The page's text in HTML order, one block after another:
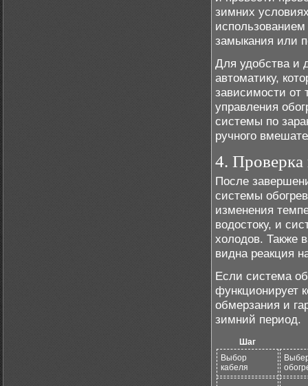
зимних
использованием
замыкания или
Для удобства и
автоматику,
зависимости от
управления
системы по
ручного
4. Проверка
После
системы
изменения
водостоку, и
холодов. Также
видна реакция
Если система
функционирует
обмерзания и
зимний период.
Шаг
Выбор
кабеля